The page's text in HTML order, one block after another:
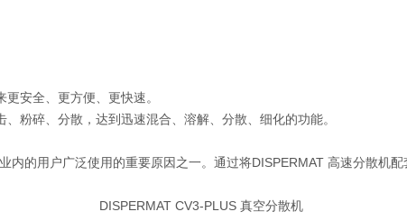
安全、更方便、更快速。
粉碎、分散，达到迅速混合、溶解、分散、细化的功能。
内的用户广泛使用的重要原因之一。通过将DISPERMAT 高速分散机